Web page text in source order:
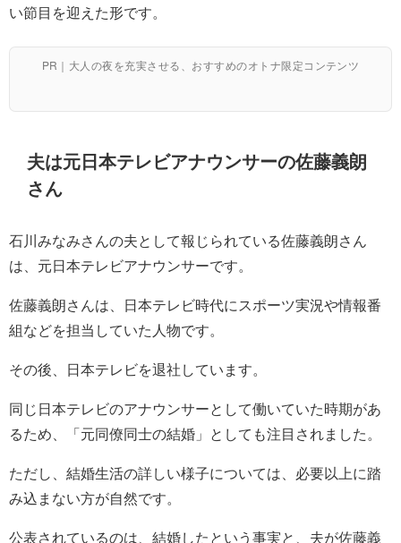
い節目を迎えた形です。
PR｜大人の夜を充実させる、おすすめのオトナ限定コンテンツ
夫は元日本テレビアナウンサーの佐藤義朗
さん
石川みなみさんの夫として報じられている佐藤義朗さん
は、元日本テレビアナウンサーです。
佐藤義朗さんは、日本テレビ時代にスポーツ実況や情報番
組などを担当していた人物です。
その後、日本テレビを退社しています。
同じ日本テレビのアナウンサーとして働いていた時期があ
るため、「元同僚同士の結婚」としても注目されました。
ただし、結婚生活の詳しい様子については、必要以上に踏
み込まない方が自然です。
公表されているのは、結婚したという事実と、夫が佐藤義